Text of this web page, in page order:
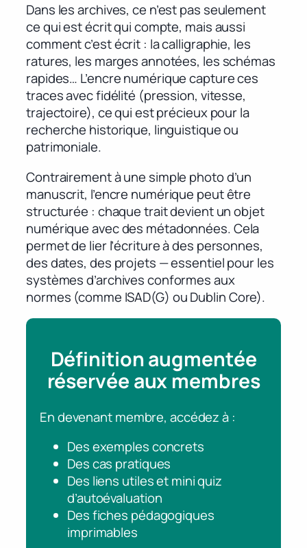
Dans les archives, ce n’est pas seulement
ce qui est écrit qui compte, mais aussi
comment c’est écrit : la calligraphie, les
ratures, les marges annotées, les schémas
rapides… L’encre numérique capture ces
traces avec fidélité (pression, vitesse,
trajectoire), ce qui est précieux pour la
recherche historique, linguistique ou
patrimoniale.
Contrairement à une simple photo d’un
manuscrit, l’encre numérique peut être
structurée : chaque trait devient un objet
numérique avec des métadonnées. Cela
permet de lier l’écriture à des personnes,
des dates, des projets — essentiel pour les
systèmes d’archives conformes aux
normes (comme ISAD(G) ou Dublin Core).
Définition augmentée
réservée aux membres
En devenant membre, accédez à :
Des exemples concrets
Des cas pratiques
Des liens utiles et mini quiz
d’autoévaluation
Des fiches pédagogiques
imprimables